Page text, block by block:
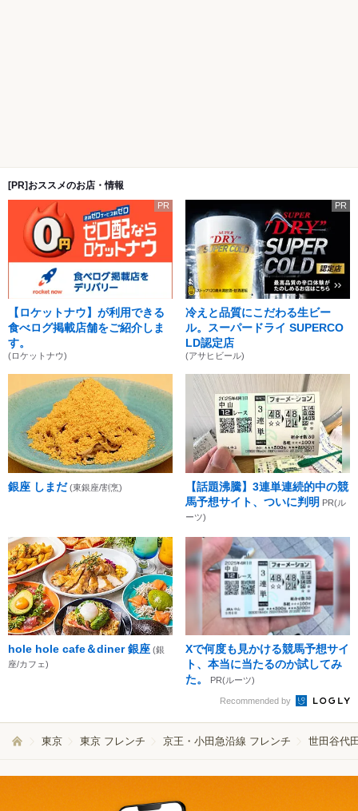
[PR]おススメのお店・情報
PR
【ロケットナウ】が利用できる
食べログ掲載店舗をご紹介しま
す。
(ロケットナウ)
PR
冷えと品質にこだわる生ビー
ル。スーパードライ SUPERCO
LD認定店
(アサヒビール)
銀座 しまだ (東銀座/割烹)
【話題沸騰】3連単連続的中の競
馬予想サイト、ついに判明 PR(ル
ーツ)
hole hole cafe＆diner 銀座 (銀
座/カフェ)
Xで何度も見かける競馬予想サイ
ト、本当に当たるのか試してみ
た。
PR(ルーツ)
Recommended by
東京 東京 フレンチ 京王・小田急沿線 フレンチ 世田谷代